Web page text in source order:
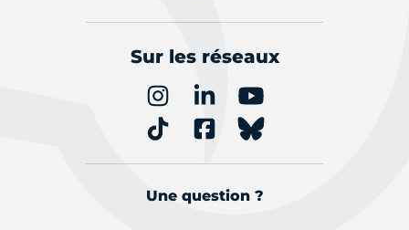
Sur les réseaux
Une question ?